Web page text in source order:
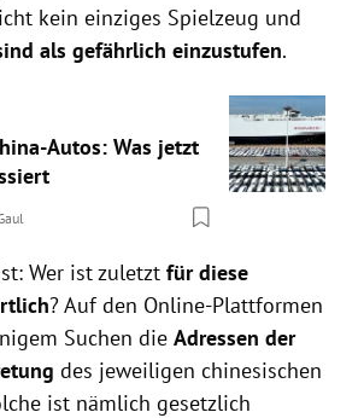
kein einziges Spielzeug und
als gefährlich einzustufen.
Autos: Was jetzt
Wer ist zuletzt für diese
? Auf den Online-Plattformen
Suchen die Adressen der
des jeweiligen chinesischen
ist nämlich gesetzlich